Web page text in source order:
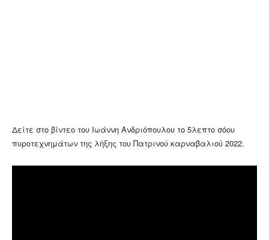
Δείτε στο βίντεο του Ιωάννη Ανδριόπουλου το 5λεπτο σόου
πυροτεχνημάτων της λήξης του Πατρινού καρναβαλιού 2022.